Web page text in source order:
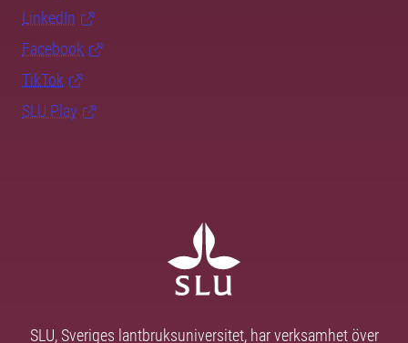
LinkedIn
Facebook
TikTok
SLU Play
SLU, Sveriges lantbruksuniversitet, har verksamhet över